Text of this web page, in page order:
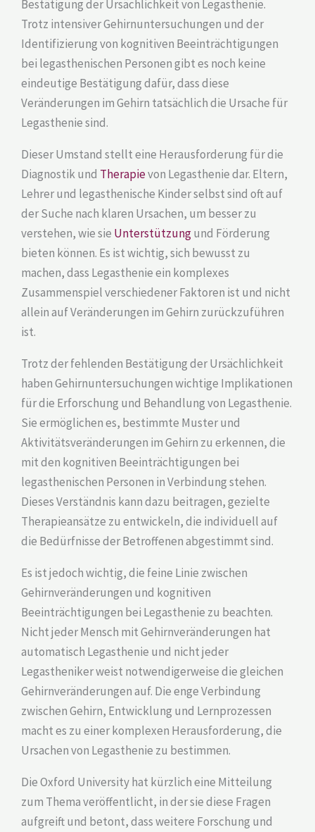
Bestätigung der Ursächlichkeit von Legasthenie.
Trotz intensiver Gehirnuntersuchungen und der
Identifizierung von kognitiven Beeinträchtigungen
bei legasthenischen Personen gibt es noch keine
eindeutige Bestätigung dafür, dass diese
Veränderungen im Gehirn tatsächlich die Ursache für
Legasthenie sind.
Dieser Umstand stellt eine Herausforderung für die
Diagnostik und Therapievon Legasthenie dar. Eltern,
Lehrer und legasthenische Kinder selbst sind oft auf
der Suche nach klaren Ursachen, um besser zu
verstehen, wie sie Unterstützungund Förderung
bieten können. Es ist wichtig, sich bewusst zu
machen, dass Legasthenie ein komplexes
Zusammenspiel verschiedener Faktoren ist und nicht
allein auf Veränderungen im Gehirn zurückzuführen
ist.
Trotz der fehlenden Bestätigung der Ursächlichkeit
haben Gehirnuntersuchungen wichtige Implikationen
für die Erforschung und Behandlung von Legasthenie.
Sie ermöglichen es, bestimmte Muster und
Aktivitätsveränderungen im Gehirn zu erkennen, die
mit den kognitiven Beeinträchtigungen bei
legasthenischen Personen in Verbindung stehen.
Dieses Verständnis kann dazu beitragen, gezielte
Therapieansätze zu entwickeln, die individuell auf
die Bedürfnisse der Betroffenen abgestimmt sind.
Es ist jedoch wichtig, die feine Linie zwischen
Gehirnveränderungen und kognitiven
Beeinträchtigungen bei Legasthenie zu beachten.
Nicht jeder Mensch mit Gehirnveränderungen hat
automatisch Legasthenie und nicht jeder
Legastheniker weist notwendigerweise die gleichen
Gehirnveränderungen auf. Die enge Verbindung
zwischen Gehirn, Entwicklung und Lernprozessen
macht es zu einer komplexen Herausforderung, die
Ursachen von Legasthenie zu bestimmen.
Die Oxford University hat kürzlich eine Mitteilung
zum Thema veröffentlicht, in der sie diese Fragen
aufgreift und betont, dass weitere Forschung und